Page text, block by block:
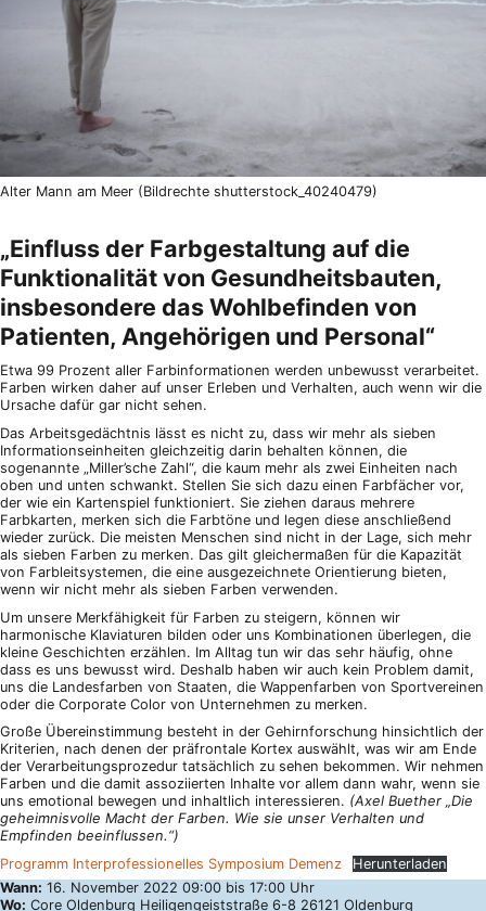
Alter Mann am Meer (Bildrechte shutterstock_40240479)
„Einfluss der Farbgestaltung auf die
Funktionalität von Gesundheitsbauten,
insbesondere das Wohlbefinden von
Patienten, Angehörigen und Personal“
Etwa 99 Prozent aller Farbinformationen werden unbewusst verarbeitet.
Farben wirken daher auf unser Erleben und Verhalten, auch wenn wir die
Ursache dafür gar nicht sehen.
Das Arbeitsgedächtnis lässt es nicht zu, dass wir mehr als sieben
Informationseinheiten gleichzeitig darin behalten können, die
sogenannte „Miller’sche Zahl“, die kaum mehr als zwei Einheiten nach
oben und unten schwankt. Stellen Sie sich dazu einen Farbfächer vor,
der wie ein Kartenspiel funktioniert. Sie ziehen daraus mehrere
Farbkarten, merken sich die Farbtöne und legen diese anschließend
wieder zurück. Die meisten Menschen sind nicht in der Lage, sich mehr
als sieben Farben zu merken. Das gilt gleichermaßen für die Kapazität
von Farbleitsystemen, die eine ausgezeichnete Orientierung bieten,
wenn wir nicht mehr als sieben Farben verwenden.
Um unsere Merkfähigkeit für Farben zu steigern, können wir
harmonische Klaviaturen bilden oder uns Kombinationen überlegen, die
kleine Geschichten erzählen. Im Alltag tun wir das sehr häufig, ohne
dass es uns bewusst wird. Deshalb haben wir auch kein Problem damit,
uns die Landesfarben von Staaten, die Wappenfarben von Sportvereinen
oder die Corporate Color von Unternehmen zu merken.
Große Übereinstimmung besteht in der Gehirnforschung hinsichtlich der
Kriterien, nach denen der präfrontale Kortex auswählt, was wir am Ende
der Verarbeitungsprozedur tatsächlich zu sehen bekommen. Wir nehmen
Farben und die damit assoziierten Inhalte vor allem dann wahr, wenn sie
uns emotional bewegen und inhaltlich interessieren. (Axel Buether „Die
geheimnisvolle Macht der Farben. Wie sie unser Verhalten und
Empfinden beeinflussen.“)
Programm Interprofessionelles Symposium Demenz
Herunterladen
Wann: 16. November 2022 09:00 bis 17:00 Uhr
Wo: Core Oldenburg Heiligengeiststraße 6-8 26121 Oldenburg